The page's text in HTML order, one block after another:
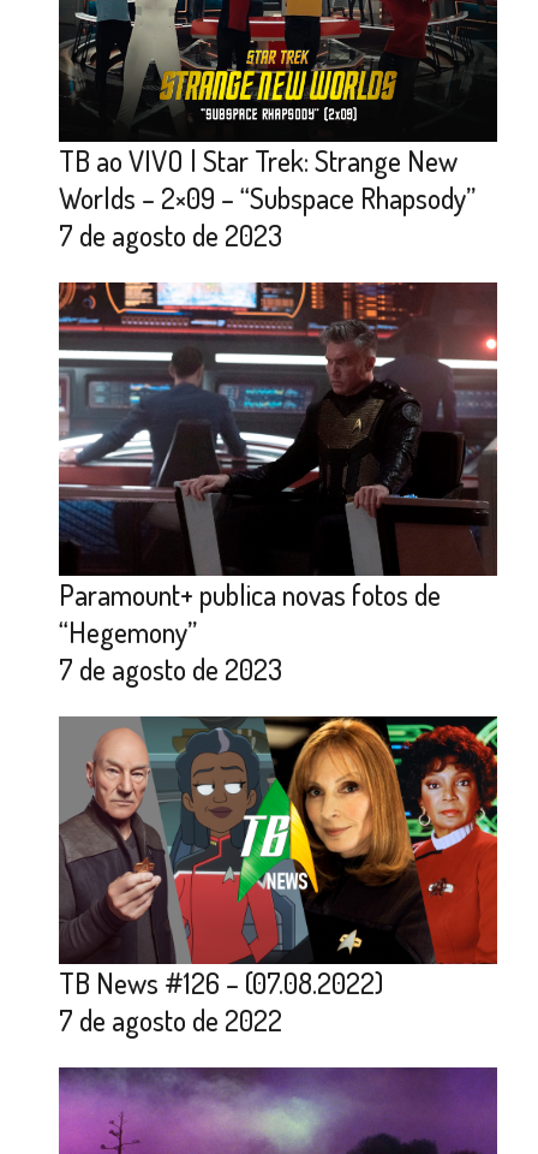
TB ao VIVO | Star Trek: Strange New
Worlds – 2×09 – “Subspace Rhapsody”
7 de agosto de 2023
Paramount+ publica novas fotos de
“Hegemony”
7 de agosto de 2023
TB News #126 – (07.08.2022)
7 de agosto de 2022